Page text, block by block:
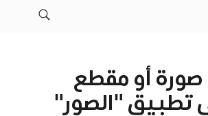
صورة أو مقطع
تطبيق "الصور"